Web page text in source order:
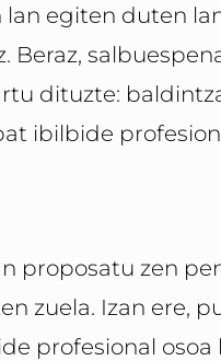
egiten duten
dituzte:
ibilbide
proposatu zen
zuela. Izan ere,
profesional